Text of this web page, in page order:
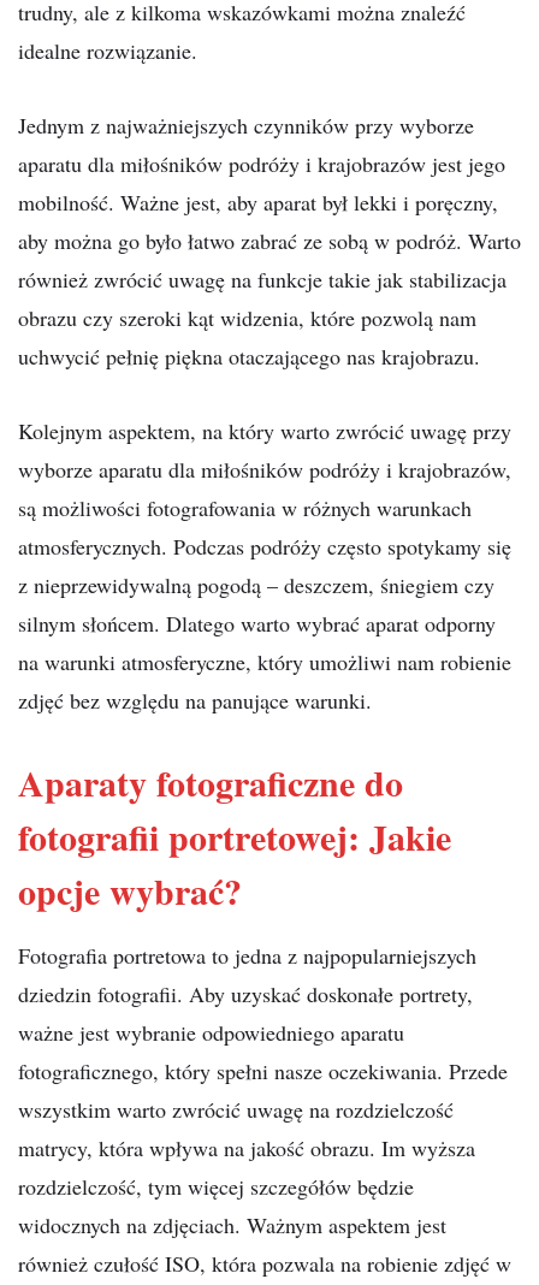
trudny, ale z kilkoma wskazówkami można znaleźć
idealne rozwiązanie.
Jednym z najważniejszych czynników przy wyborze
aparatu dla miłośników podróży i krajobrazów jest jego
mobilność. Ważne jest, aby aparat był lekki i poręczny,
aby można go było łatwo zabrać ze sobą w podróż. Warto
również zwrócić uwagę na funkcje takie jak stabilizacja
obrazu czy szeroki kąt widzenia, które pozwolą nam
uchwycić pełnię piękna otaczającego nas krajobrazu.
Kolejnym aspektem, na który warto zwrócić uwagę przy
wyborze aparatu dla miłośników podróży i krajobrazów,
są możliwości fotografowania w różnych warunkach
atmosferycznych. Podczas podróży często spotykamy się
z nieprzewidywalną pogodą – deszczem, śniegiem czy
silnym słońcem. Dlatego warto wybrać aparat odporny
na warunki atmosferyczne, który umożliwi nam robienie
zdjęć bez względu na panujące warunki.
Aparaty fotograficzne do
fotografii portretowej: Jakie
opcje wybrać?
Fotografia portretowa to jedna z najpopularniejszych
dziedzin fotografii. Aby uzyskać doskonałe portrety,
ważne jest wybranie odpowiedniego aparatu
fotograficznego, który spełni nasze oczekiwania. Przede
wszystkim warto zwrócić uwagę na rozdzielczość
matrycy, która wpływa na jakość obrazu. Im wyższa
rozdzielczość, tym więcej szczegółów będzie
widocznych na zdjęciach. Ważnym aspektem jest
również czułość ISO, która pozwala na robienie zdjęć w